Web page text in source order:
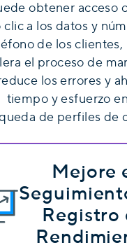
obtener acceso
clic a los datos y
de los clientes,
el proceso de
los errores y
tiempo y esfuerzo
de perfiles de
Mejore
Registro